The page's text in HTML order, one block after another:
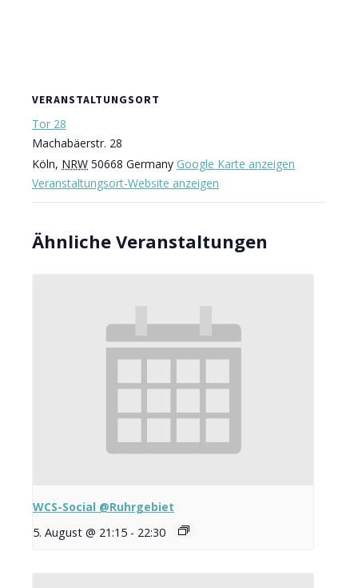
VERANSTALTUNGSORT
Tor 28
Machabäerstr. 28
Köln, NRW 50668 Germany Google Karte anzeigen
Veranstaltungsort-Website anzeigen
Ähnliche Veranstaltungen
WCS-Social @Ruhrgebiet
5. August @ 21:15 - 22:30